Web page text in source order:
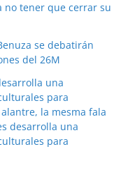
no tener que cerrar su
se debatirán
del 26M
una
para
la mesma fala
desarrolla una
para